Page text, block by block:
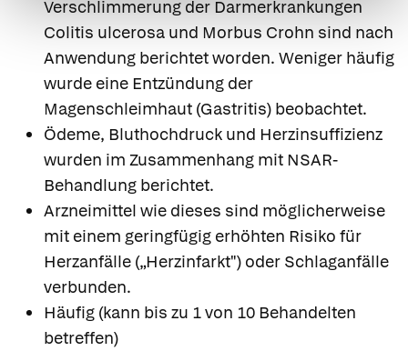
Verschlimmerung der Darmerkrankungen
Colitis ulcerosa und Morbus Crohn sind nach
Anwendung berichtet worden. Weniger häufig
wurde eine Entzündung der
Magenschleimhaut (Gastritis) beobachtet.
Ödeme, Bluthochdruck und Herzinsuffizienz
wurden im Zusammenhang mit NSAR-
Behandlung berichtet.
Arzneimittel wie dieses sind möglicherweise
mit einem geringfügig erhöhten Risiko für
Herzanfälle („Herzinfarkt") oder Schlaganfälle
verbunden.
Häufig (kann bis zu 1 von 10 Behandelten
betreffen)